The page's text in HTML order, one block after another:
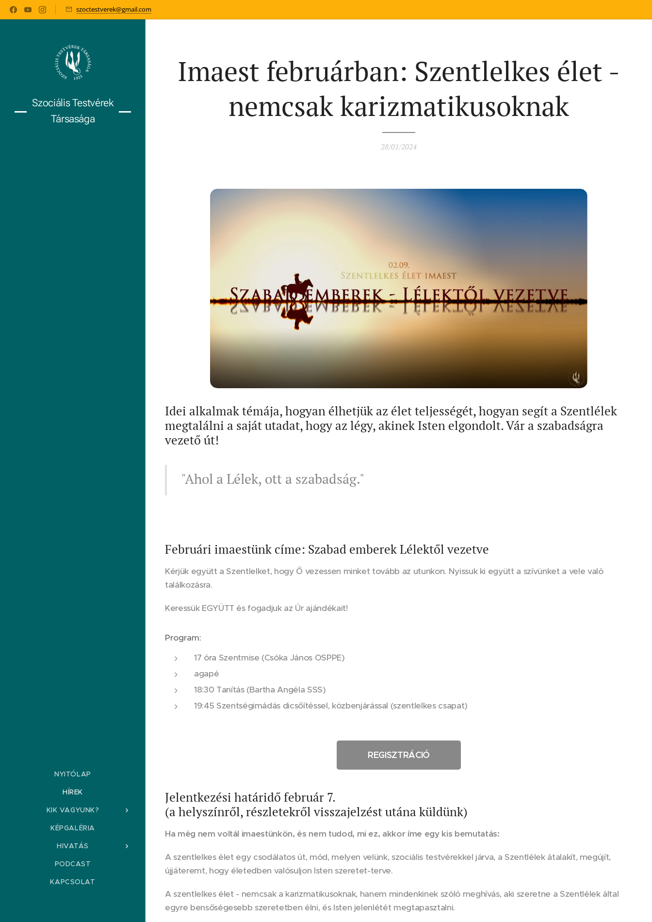
szoctestverek@gmail.com
Szociális Testvérek
Társasága
NYITÓLAP
HÍREK
KIK VAGYUNK?
KÉPGALÉRIA
HIVATÁS
PODCAST
KAPCSOLAT
Imaest februárban: Szentlelkes élet -
nemcsak karizmatikusoknak
28/01/2024
Idei alkalmak témája, hogyan élhetjük az élet teljességét, hogyan segít a Szentlélek
megtalálni a saját utadat, hogy az légy, akinek Isten elgondolt. Vár a szabadságra
vezető út!
"Ahol a Lélek, ott a szabadság."
Februári imaestünk címe: Szabad emberek Lélektől vezetve
Kérjük együtt a Szentlelket, hogy Ő vezessen minket tovább az utunkon. Nyissuk ki együtt a szívünket a vele való
találkozásra.
Keressük EGYÜTT és fogadjuk az Úr ajándékait!
Program:
17 óra Szentmise (Csóka János OSPPE)
agapé
18:30 Tanítás (Bartha Angéla SSS)
19:45 Szentségimádás dicsőítéssel, közbenjárással (szentlelkes csapat)
REGISZTRÁCIÓ
Jelentkezési határidő február 7.
(a helyszínről, részletekről visszajelzést utána küldünk)
Ha még nem voltál imaestünkön, és nem tudod, mi ez, akkor íme egy kis bemutatás:
A szentlelkes élet egy csodálatos út, mód, melyen velünk, szociális testvérekkel járva, a Szentlélek átalakít, megújít,
újjáteremt, hogy életedben valósuljon Isten szeretet-terve.
A szentlelkes élet - nemcsak a karizmatikusoknak, hanem mindenkinek szóló meghívás, aki szeretne a Szentlélek által
egyre bensőségesebb szeretetben élni, és Isten jelenlétét megtapasztalni.